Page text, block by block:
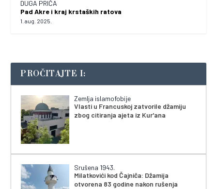
DUGA PRIČA
Pad Akre i kraj krstaških ratova
1. aug. 2025.
PROČITAJTE I:
Zemlja islamofobije
Vlasti u Francuskoj zatvorile džamiju
zbog citiranja ajeta iz Kur'ana
Srušena 1943.
Milatkovići kod Čajniča: Džamija
otvorena 83 godine nakon rušenja